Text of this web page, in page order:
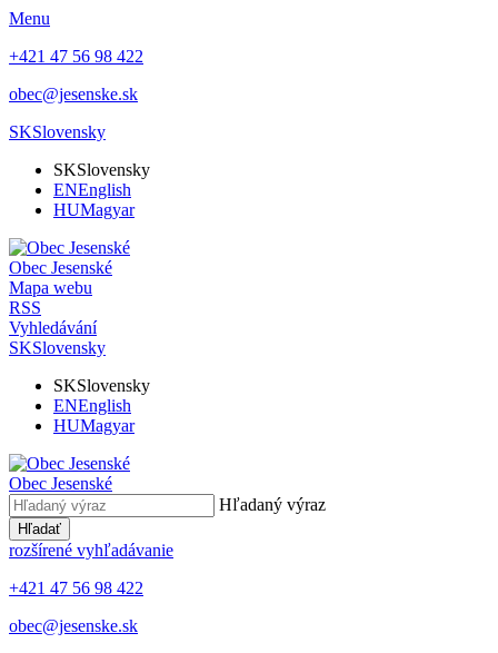
Menu
+421 47 56 98 422
obec@jesenske.sk
SKSlovensky
SKSlovensky
ENEnglish
HUMagyar
Obec Jesenské
Mapa webu
RSS
Vyhledávání
SKSlovensky
SKSlovensky
ENEnglish
HUMagyar
Obec Jesenské
Hľadaný výraz
Hľadať
rozšírené vyhľadávanie
+421 47 56 98 422
obec@jesenske.sk